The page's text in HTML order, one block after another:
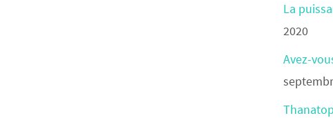
La
2020
Avez-